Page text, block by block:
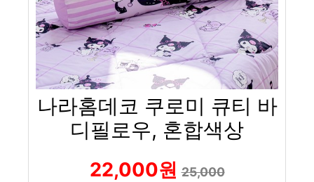
나라홈데코 쿠로미 큐티 바
디필로우, 혼합색상
22,000원25,000